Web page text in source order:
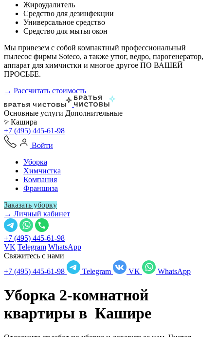
Жироудалитель
Средство для дезинфекции
Универсальное средство
Средство для мытья окон
Мы привезем с собой компактный профессиональный
пылесос фирмы Soteco, а также утюг, ведро, парогенератор,
аппарат для химчистки и многое другое ПО ВАШЕЙ
ПРОСЬБЕ.
→ Рассчитать стоимость
Основные услуги Дополнительные
Кашира
+7 (495) 445-61-98
Войти
Уборка
Химчистка
Компания
Франшиза
Заказать уборку
→ Личный кабинет
+7 (495) 445-61-98
VK Telegram WhatsApp
Свяжитесь с нами
+7 (495) 445-61-98
Telegram VK WhatsApp
Уборка 2-комнатной
квартиры в Кашире